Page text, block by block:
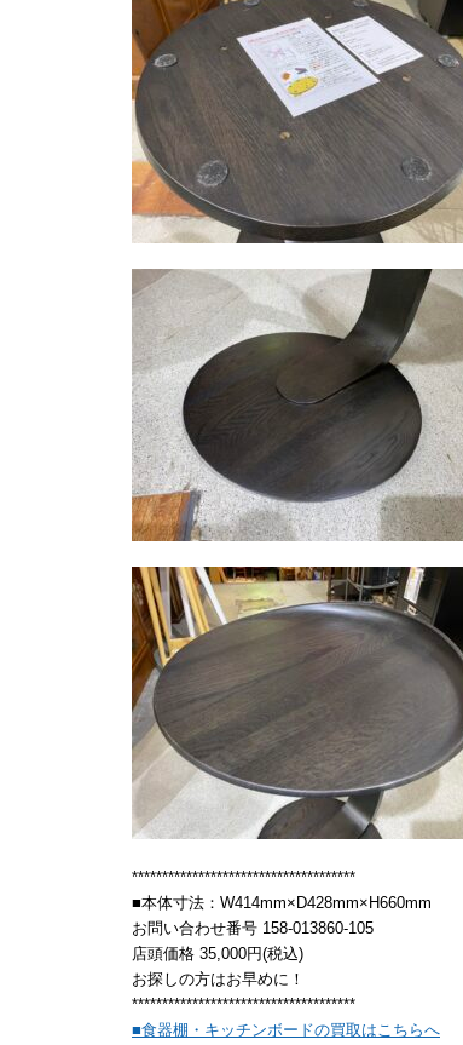
*************************************
■本体寸法：W414mm×D428mm×H660mm
お問い合わせ番号 158-013860-105
店頭価格 35,000円(税込)
お探しの方はお早めに！
*************************************
■食器棚・キッチンボードの買取はこちらへ